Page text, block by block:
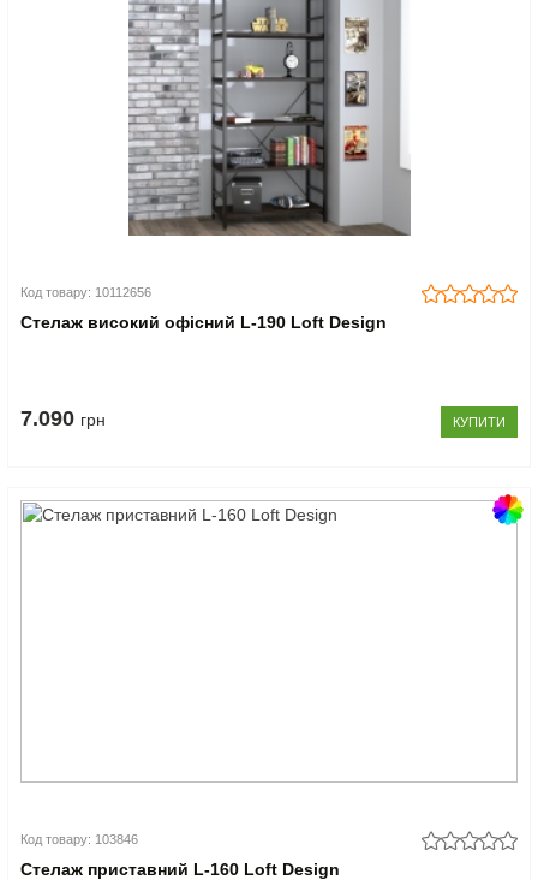
Код товару: 10112656
Стелаж високий офісний L-190 Loft Design
7.090 грн КУПИТИ
Код товару: 103846
Стелаж приставний L-160 Loft Design